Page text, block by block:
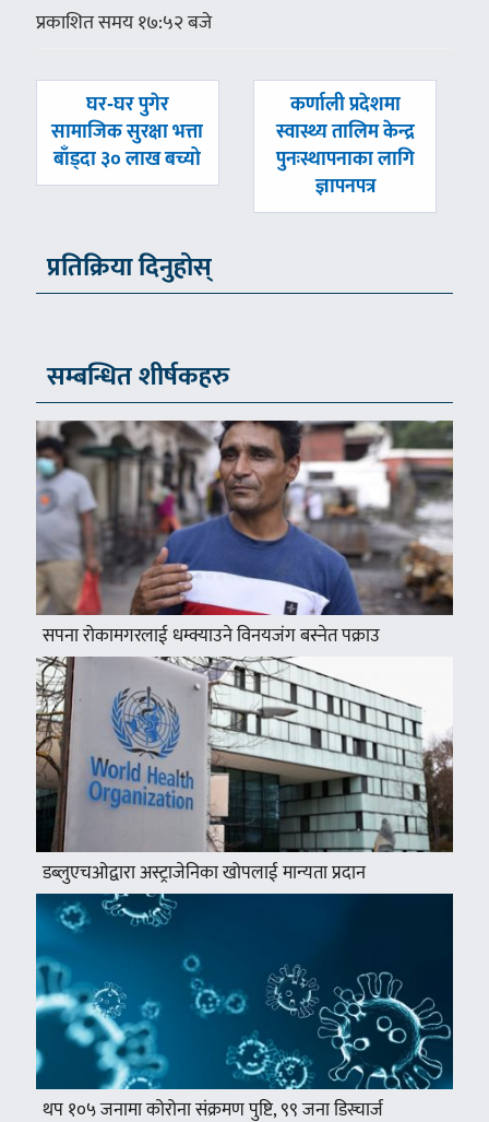
प्रकाशित समय १७:५२ बजे
पछिल्लाे
-
घर‑घर पुगेर
सामाजिक सुरक्षा भत्ता
बाँड्दा ३० लाख बच्यो
अघिल्लाे
-
कर्णाली प्रदेशमा
स्वास्थ्य तालिम केन्द्र
पुनःस्थापनाका लागि
ज्ञापनपत्र
प्रतिक्रिया दिनुहोस्
सम्बन्धित शीर्षकहरु
सपना रोकामगरलाई धम्क्याउने विनयजंग बस्नेत पक्राउ
डब्लुएचओद्वारा अस्ट्राजेनिका खोपलाई मान्यता प्रदान
थप १०५ जनामा कोरोना संक्रमण पुष्टि, ९९ जना डिस्चार्ज